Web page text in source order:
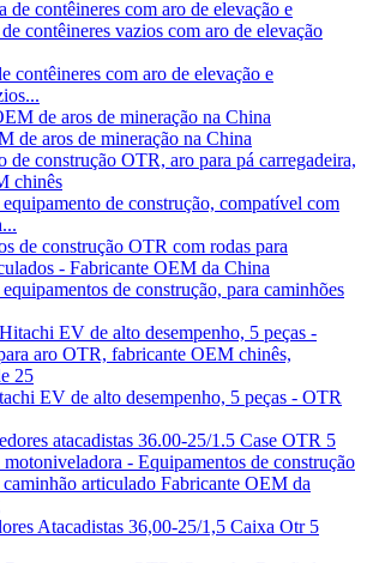
contêineres com aro de elevação e
de aros de mineração na China
de construção, compatível com
de construção, para caminhões
EV de alto desempenho, 5 peças - OTR
Atacadistas 36,00-25/1,5 Caixa Otr 5